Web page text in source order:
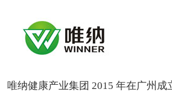
唯纳健康产业集团 2015 年在广州成